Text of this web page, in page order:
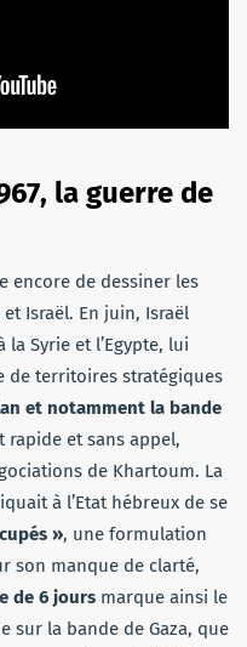
la guerre de
encore de dessiner les
Israël. En juin, Israël
Syrie et l’Egypte, lui
de territoires stratégiques
et notamment la bande
rapide et sans appel,
de Khartoum. La
à l’Etat hébreux de se
», une formulation
son manque de clarté,
de 6 jours marque ainsi le
sur la bande de Gaza, que